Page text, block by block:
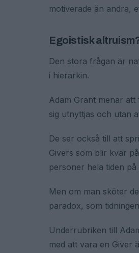
motiverade än andra,
Egoistisk
Den stora frågan är
i hierarkin.
Adam Grant menar
sig utnyttjas och utan
De ser också till att
Givers som blir kvar
personer hela tiden
Men om man sköter
paradox, som
Underrubriken till
med att vara en Giver